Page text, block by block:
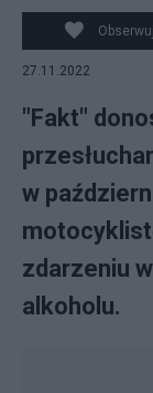
Jerzy Stuhr
potrącenia
PAP/Pixabay/
27.11.2022
"Fakt"
w
zdarzeniu
alkoholu.